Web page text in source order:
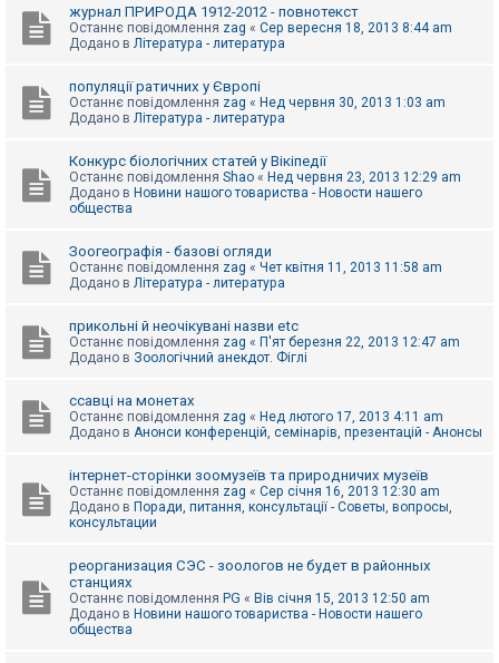
е
ш
к
м
г
журнал ПРИРОДА 1912-2012 - повнотекст
Останнє повідомлення zag « Сер вересня 18, 2013 8:44 am
Додано в Література - литература
популяції ратичних у Європі
Останнє повідомлення zag « Нед червня 30, 2013 1:03 am
Додано в Література - литература
Конкурс біологічних статей у Вікіпедії
Останнє повідомлення Shao « Нед червня 23, 2013 12:29 am
Додано в Новини нашого товариства - Новости нашего
общества
Зоогеографія - базові огляди
Останнє повідомлення zag « Чет квітня 11, 2013 11:58 am
Додано в Література - литература
прикольні й неочікувані назви etc
Останнє повідомлення zag « П'ят березня 22, 2013 12:47 am
Додано в Зоологічний анекдот. Фіглі
ссавці на монетах
Останнє повідомлення zag « Нед лютого 17, 2013 4:11 am
Додано в Анонси конференцій, семінарів, презентацій - Анонсы
інтернет-сторінки зоомузеїв та природничих музеїв
Останнє повідомлення zag « Сер січня 16, 2013 12:30 am
Додано в Поради, питання, консультації - Советы, вопросы,
консультации
реорганизация СЭС - зоологов не будет в районных
станциях
Останнє повідомлення PG « Вів січня 15, 2013 12:50 am
Додано в Новини нашого товариства - Новости нашего
общества